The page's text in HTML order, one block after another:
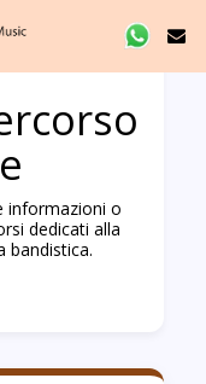
informazioni o
dedicati alla
bandistica.